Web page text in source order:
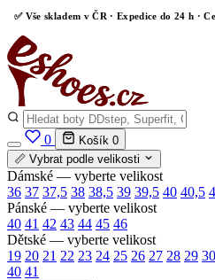
✅ Vše skladem v ČR · Expedice do 24 h ·
0 Košík 0
📏 Vybrat podle velikosti
Dámské — vyberte velikost
36 37 37,5 38 38,5 39 39,5 40 40,5
Pánské — vyberte velikost
40 41 42 43 44 45 46
Dětské — vyberte velikost
19 20 21 22 23 24 25 26 27 28 29 30
40 41